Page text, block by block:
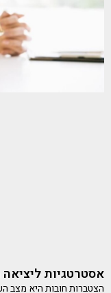
אסטרטגיות
הצטברות חובות היא מצב